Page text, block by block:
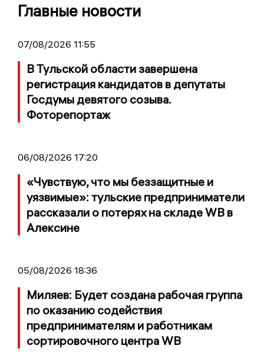
Главные новости
07/08/2026 11:55
В Тульской области завершена
регистрация кандидатов в депутаты
Госдумы девятого созыва.
Фоторепортаж
06/08/2026 17:20
«Чувствую, что мы беззащитные и
уязвимые»: тульские предприниматели
рассказали о потерях на складе WB в
Алексине
05/08/2026 18:36
Миляев: Будет создана рабочая группа
по оказанию содействия
предпринимателям и работникам
сортировочного центра WB